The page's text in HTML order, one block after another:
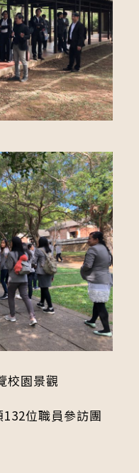
校園景觀
位職員參訪團